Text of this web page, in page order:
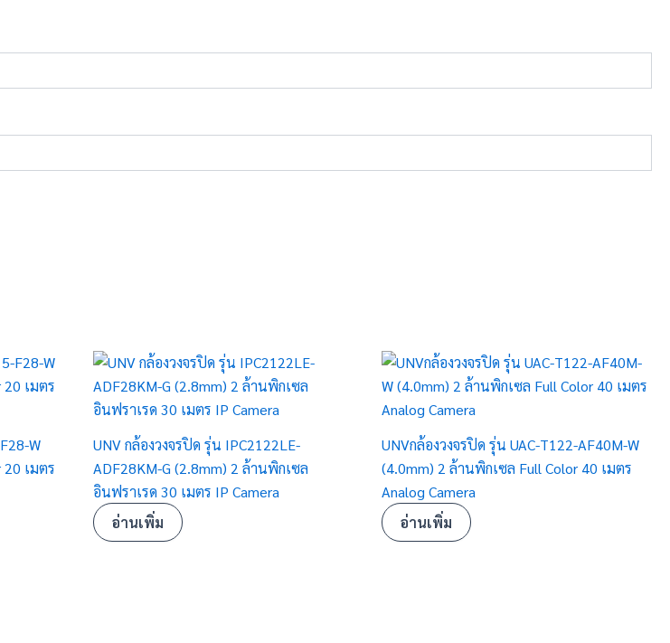
W
เมตร
UNV กล้องวงจรปิด รุ่น IPC2122LE-
ADF28KM-G (2.8mm) 2 ล้านพิกเซล
อินฟราเรด 30 เมตร IP Camera
อ่านเพิ่ม
UNVกล้องวงจรปิด รุ่น UAC-T122-AF40M-W
(4.0mm) 2 ล้านพิกเซล Full Color 40 เมตร
Analog Camera
อ่านเพิ่ม